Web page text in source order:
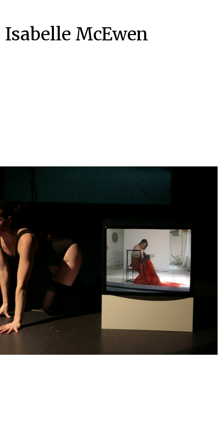
Isabelle McEwen